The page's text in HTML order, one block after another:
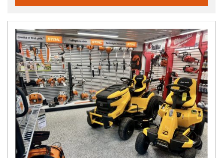
N
O
U
V
E
L
L
E
S